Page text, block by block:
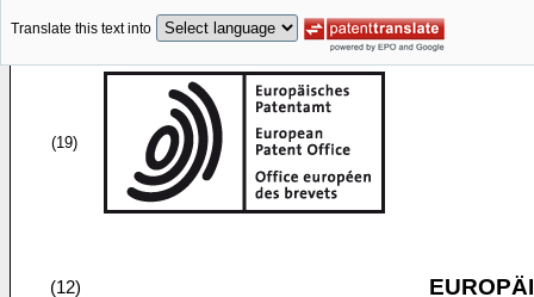
Translate this text into
(19)
(12)